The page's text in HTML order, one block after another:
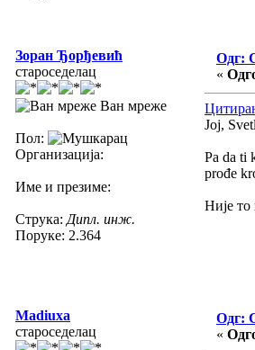
Зоран Ђорђевић
староседелац
Ван мреже
Пол:
Организација:
Име и презиме:
Струка: Дипл. инж.
Поруке: 2.364
Одг:
«
Joj,
Pa da ti
prođe
Није то
Madiuxa
староседелац
Одг:
«